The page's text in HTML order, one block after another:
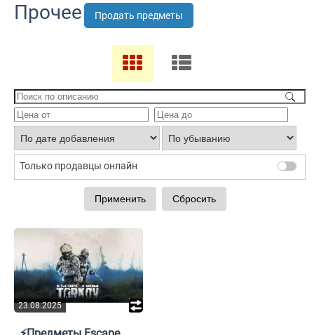
Прочее Продать предметы
Только продавцы онлайн
23.08.2025